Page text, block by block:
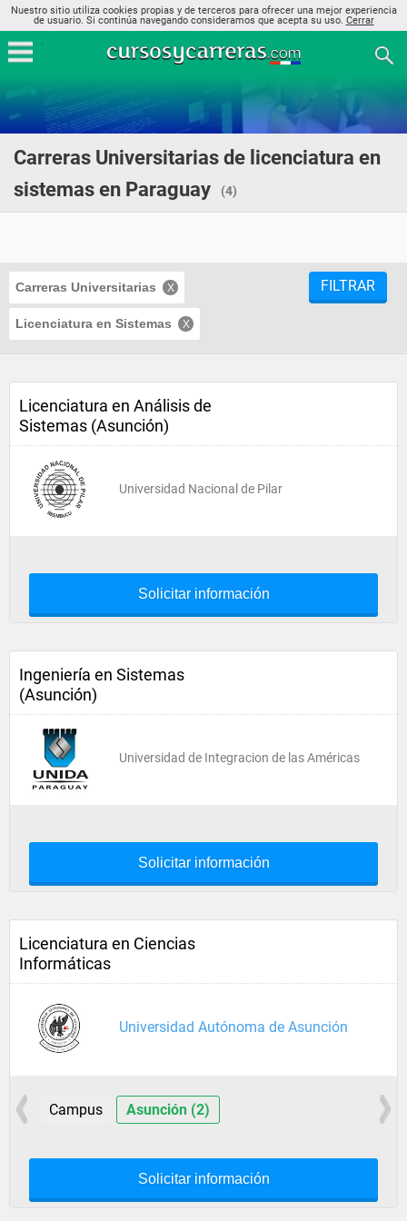
Nuestro sitio utiliza cookies propias y de terceros para ofrecer una mejor experiencia
de usuario. Si continúa navegando consideramos que acepta su uso. Cerrar
Carreras Universitarias de licenciatura en
sistemas en Paraguay
(4)
Carreras Universitarias
Licenciatura en Sistemas
FILTRAR
Licenciatura en Análisis de
Sistemas (Asunción)
Universidad Nacional de Pilar
Solicitar información
Ingeniería en Sistemas
(Asunción)
Universidad de Integracion de las Américas
Solicitar información
Licenciatura en Ciencias
Informáticas
Universidad Autónoma de Asunción
Campus Asunción (2)
Solicitar información